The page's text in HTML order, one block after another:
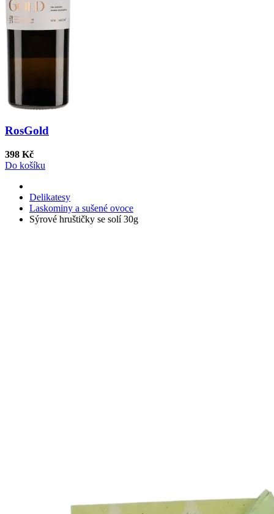
RosGold
398 Kč
Do košíku
Delikatesy
Laskominy a sušené ovoce
Sýrové hruštičky se solí 30g